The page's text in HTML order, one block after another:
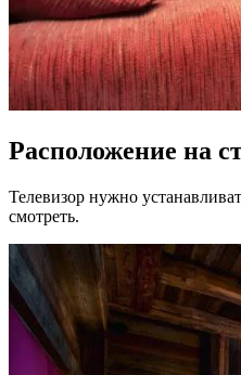
Расположение на
Телевизор нужно
смотреть.